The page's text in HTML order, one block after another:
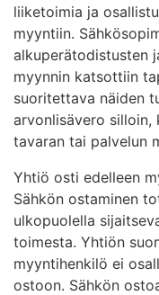
liiketoimia ja
myyntiin.
alkuperätodistusten
myynnin katsottiin
suoritettava näiden
arvonlisävero silloin,
tavaran tai palvelun
Yhtiö osti edelleen
Sähkön ostaminen
ulkopuolella
toimesta. Yhtiön
myyntihenkilö ei
ostoon. Sähkön